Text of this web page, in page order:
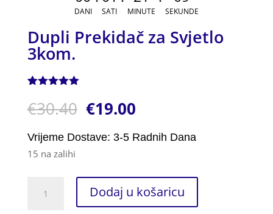
DANI SATI MINUTE SEKUNDE
Dupli Prekidač za Svjetlo
3kom.
ocjena:
5.00
od ukupno
korisnika)
€30.40 €19.00
Vrijeme Dostave: 3-5 Radnih Dana
15 na zalihi
Prekidač
Dodaj u košaricu